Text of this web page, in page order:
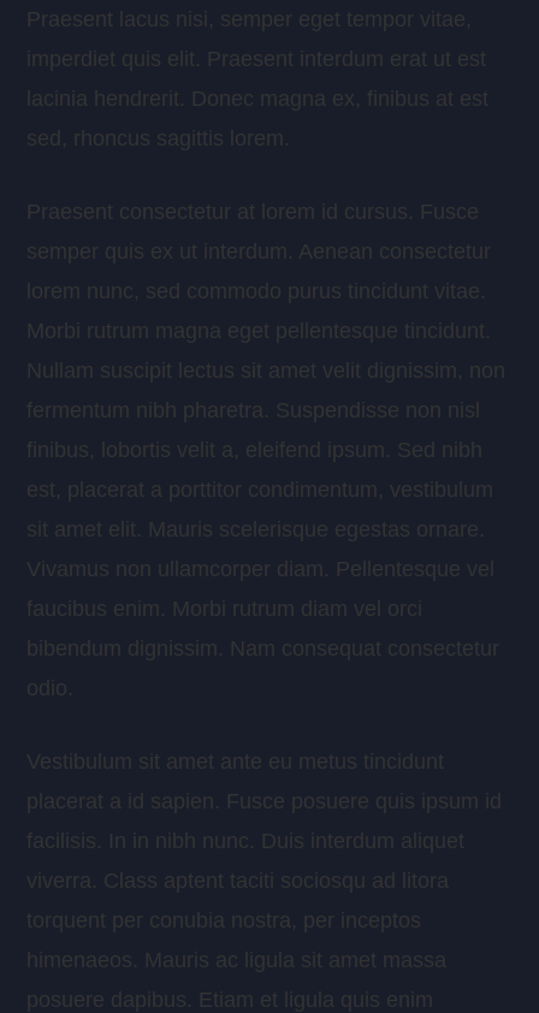
Praesent lacus nisi, semper eget tempor vitae,
imperdiet quis elit. Praesent interdum erat ut est
lacinia hendrerit. Donec magna ex, finibus at est
sed, rhoncus sagittis lorem.
Praesent consectetur at lorem id cursus. Fusce
semper quis ex ut interdum. Aenean consectetur
lorem nunc, sed commodo purus tincidunt vitae.
Morbi rutrum magna eget pellentesque tincidunt.
Nullam suscipit lectus sit amet velit dignissim, non
fermentum nibh pharetra. Suspendisse non nisl
finibus, lobortis velit a, eleifend ipsum. Sed nibh
est, placerat a porttitor condimentum, vestibulum
sit amet elit. Mauris scelerisque egestas ornare.
Vivamus non ullamcorper diam. Pellentesque vel
faucibus enim. Morbi rutrum diam vel orci
bibendum dignissim. Nam consequat consectetur
odio.
Vestibulum sit amet ante eu metus tincidunt
placerat a id sapien. Fusce posuere quis ipsum id
facilisis. In in nibh nunc. Duis interdum aliquet
viverra. Class aptent taciti sociosqu ad litora
torquent per conubia nostra, per inceptos
himenaeos. Mauris ac ligula sit amet massa
posuere dapibus. Etiam et ligula quis enim